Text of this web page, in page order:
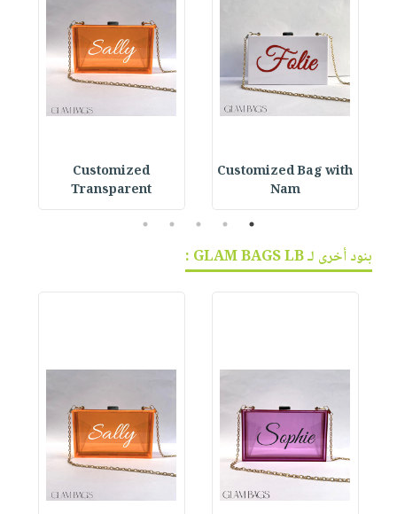
Customized Bag with
Nam
Customized
Transparent
1
2
3
4
5
بنود أخرى لـ GLAM BAGS LB :